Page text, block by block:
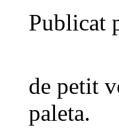
Publicat
de petit
paleta.